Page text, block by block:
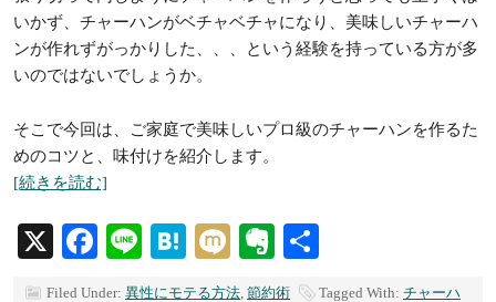
いかず、チャーハンがベチャベチャになり、美味しいチャーハ
ンが作れずがっかりした、、、という経験を持っている方が多
いのではないでしょうか。
そこで今回は、ご家庭で美味しいプロ級のチャーハンを作るた
めのコツと、味付けを紹介します。
[続きを読む]
X Facebook
LineHatenaMixiEvernote
Filed Under: 異性にモテる方法, 節約術 Tagged With: チャーハ